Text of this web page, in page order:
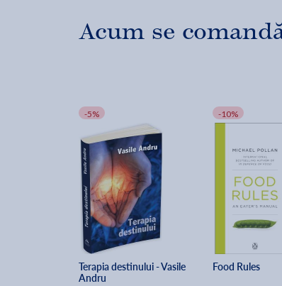
Acum se
-5%
Terapia destinului - Vasile
Andru
-10%
Food Rules